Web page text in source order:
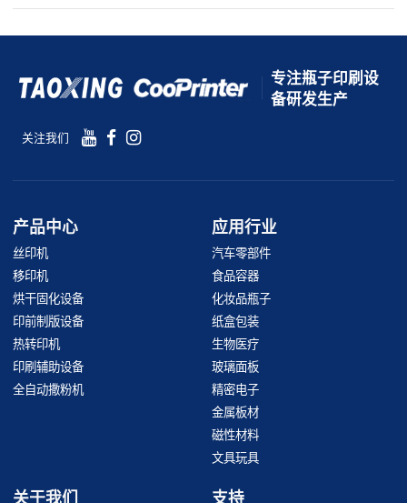
专注瓶子印刷设
备研发生产
关注我们
产品中心
丝印机
移印机
烘干固化设备
印前制版设备
热转印机
印刷辅助设备
全自动撒粉机
应用行业
汽车零部件
食品容器
化妆品瓶子
纸盒包装
生物医疗
玻璃面板
精密电子
金属板材
磁性材料
文具玩具
关于我们 支持